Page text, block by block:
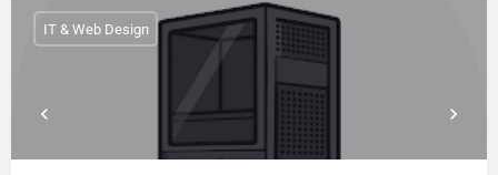
IT & Web Design